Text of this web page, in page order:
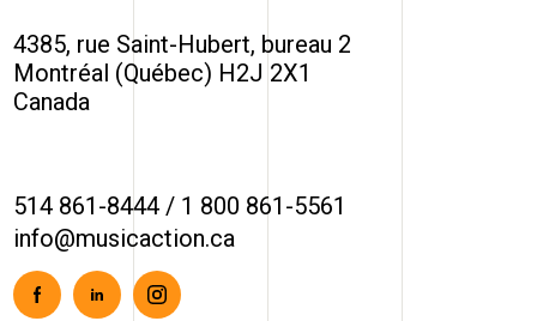
4385, rue Saint-Hubert, bureau 2
Montréal (Québec) H2J 2X1
Canada
514 861-8444 / 1 800 861-5561
info@musicaction.ca
FacebookLinkedinInstagram